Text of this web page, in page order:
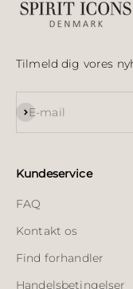
Tilmeld dig vores
E-mail
Abonnér
Kundeservice
FAQ
Kontakt os
Find forhandler
Handelsbetingelser